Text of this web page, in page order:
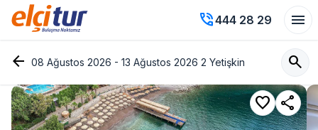
phone_in_talk444 28 29 menu
arrow_back 08 Ağustos 2026 - 13 Ağustos 2026 2 Yetişkin search
share
favorite